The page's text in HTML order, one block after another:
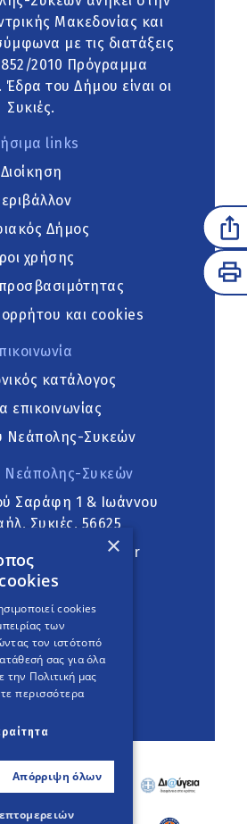
Μακεδονίας και
με τις διατάξεις
2010 Πρόγραμμα
του Δήμου είναι οι
Συκιές.
links
Διοίκηση
Δήμος
χρήσης
και cookies
κατάλογος
επικοινωνίας
Νεάπολης-Συκεών
Νεάπολης-Συκεών
Σαράφη 1 & Ιωάννου
Συκιές, 56625
Version
project
×
cookies
των
τον ιστότοπό
σας για όλα
Πολιτική μας
περισσότερα
Απόρριψη όλων